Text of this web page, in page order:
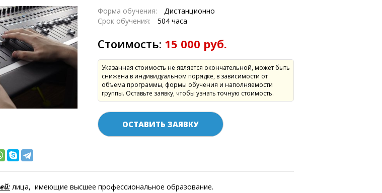
Форма обучения:
Дистанционно
Срок обучения:
504 часа
Стоимость: 15 000 руб.
Указанная стоимость не является окончательной, может быть
снижена в индивидуальном порядке, в зависимости от
объема программы, формы обучения и наполняемости
группы. Оставьте заявку, чтобы узнать точную стоимость.
ОСТАВИТЬ ЗАЯВКУ
лица, имеющие высшее профессиональное образование.